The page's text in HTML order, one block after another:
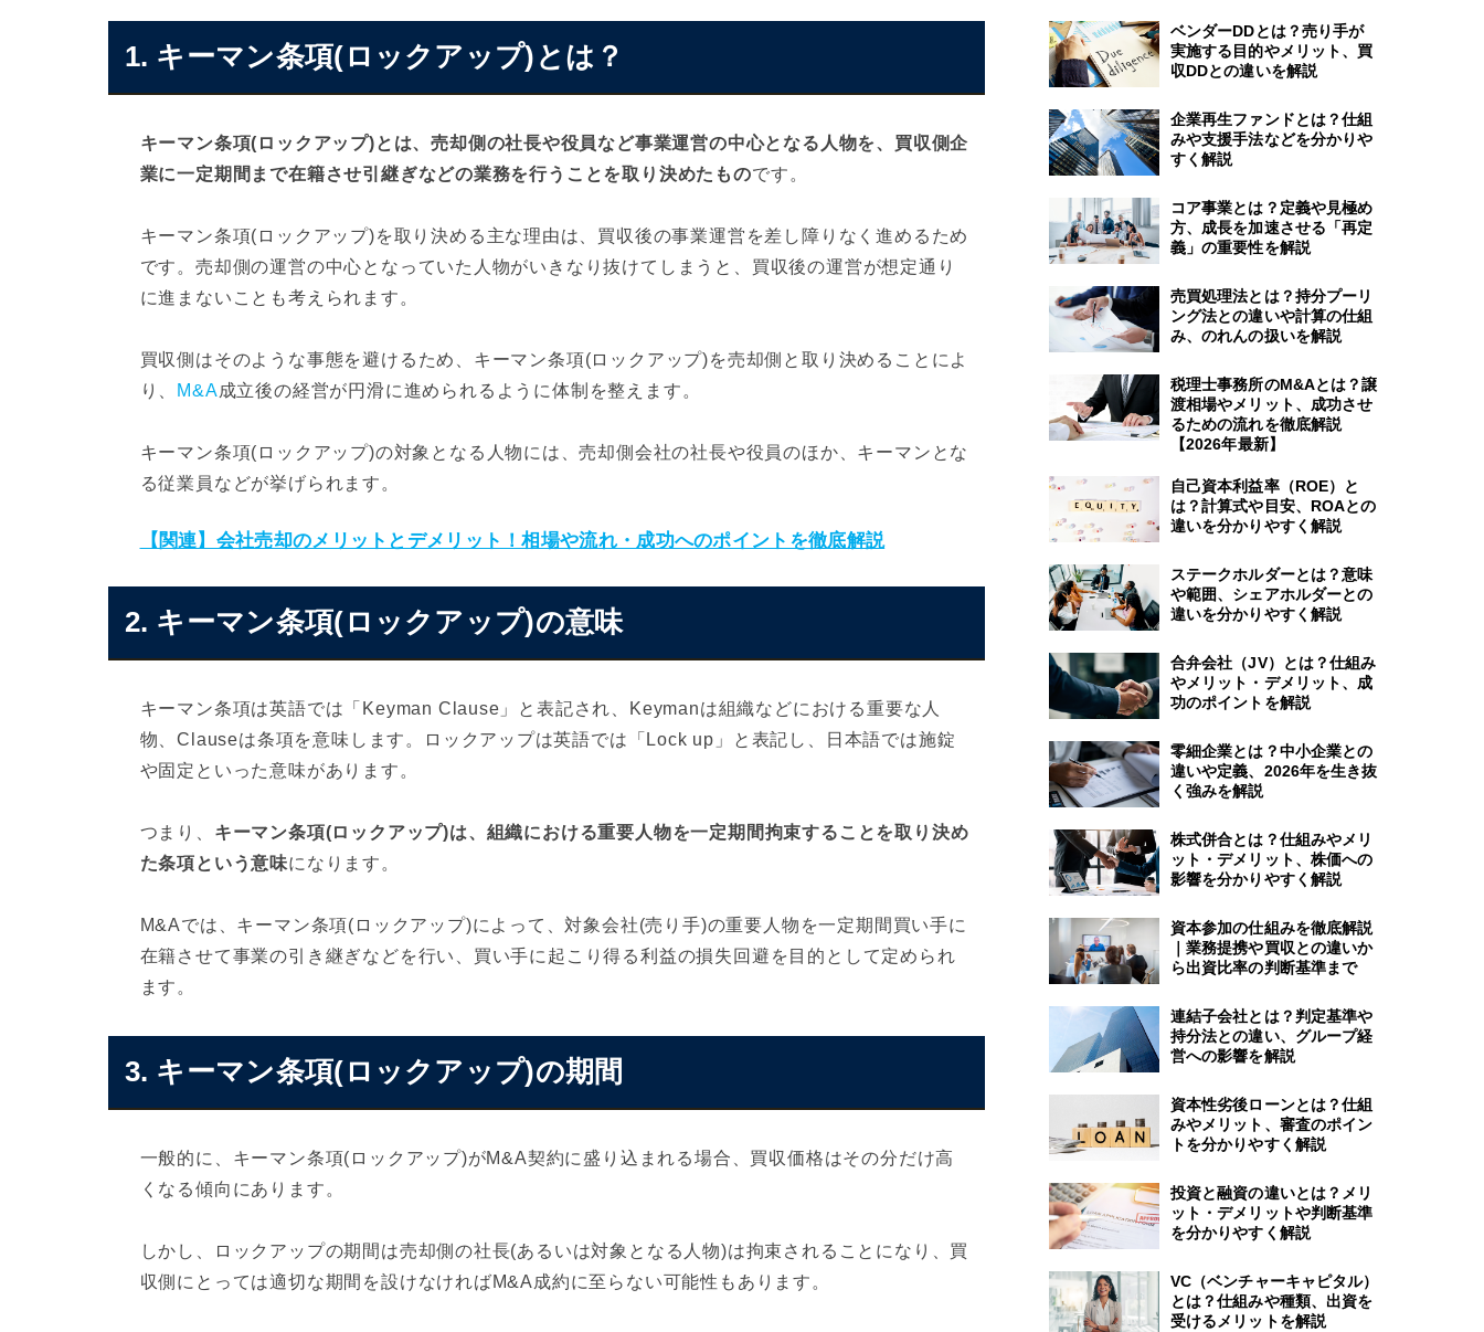
1. キーマン条項(ロックアップ)とは？
キーマン条項(ロックアップ)とは、売却側の社長や役員など事業運営の中心となる人物を、買収側企
業に一定期間まで在籍させ引継ぎなどの業務を行うことを取り決めたものです。
キーマン条項(ロックアップ)を取り決める主な理由は、買収後の事業運営を差し障りなく進めるため
です。売却側の運営の中心となっていた人物がいきなり抜けてしまうと、買収後の運営が想定通り
に進まないことも考えられます。
買収側はそのような事態を避けるため、キーマン条項(ロックアップ)を売却側と取り決めることによ
り、
M&A成立後の経営が円滑に進められるように体制を整えます。
キーマン条項(ロックアップ)の対象となる人物には、売却側会社の社長や役員のほか、キーマンとな
る従業員などが挙げられます。
【関連】会社売却のメリットとデメリット！相場や流れ・成功へのポイントを徹底解説
2. キーマン条項(ロックアップ)の意味
キーマン条項は英語では「Keyman Clause」と表記され、Keymanは組織などにおける重要な人
物、Clauseは条項を意味します。ロックアップは英語では「Lock up」と表記し、日本語では施錠
や固定といった意味があります。
つまり、 キーマン条項(ロックアップ)は、組織における重要人物を一定期間拘束することを取り決め
た条項という意味になります。
M&Aでは、キーマン条項(ロックアップ)によって、対象会社(売り手)の重要人物を一定期間買い手に
在籍させて事業の引き継ぎなどを行い、買い手に起こり得る利益の損失回避を目的として定められ
ます。
3. キーマン条項(ロックアップ)の期間
一般的に、キーマン条項(ロックアップ)がM&A契約に盛り込まれる場合、買収価格はその分だけ高
くなる傾向にあります。
しかし、ロックアップの期間は売却側の社長(あるいは対象となる人物)は拘束されることになり、買
収側にとっては適切な期間を設けなければM&A成約に至らない可能性もあります。
ベンダーDDとは？売り手が
実施する目的やメリット、買
収DDとの違いを解説
企業再生ファンドとは？仕組
みや支援手法などを分かりや
すく解説
コア事業とは？定義や見極め
方、成長を加速させる「再定
義」の重要性を解説
売買処理法とは？持分プーリ
ング法との違いや計算の仕組
み、のれんの扱いを解説
税理士事務所のM&Aとは？譲
渡相場やメリット、成功させ
るための流れを徹底解説
【2026年最新】
自己資本利益率（ROE）と
は？計算式や目安、ROAとの
違いを分かりやすく解説
ステークホルダーとは？意味
や範囲、シェアホルダーとの
違いを分かりやすく解説
合弁会社（JV）とは？仕組み
やメリット・デメリット、成
功のポイントを解説
零細企業とは？中小企業との
違いや定義、2026年を生き抜
く強みを解説
株式併合とは？仕組みやメリ
ット・デメリット、株価への
影響を分かりやすく解説
資本参加の仕組みを徹底解説
｜業務提携や買収との違いか
ら出資比率の判断基準まで
連結子会社とは？判定基準や
持分法との違い、グループ経
営への影響を解説
資本性劣後ローンとは？仕組
みやメリット、審査のポイン
トを分かりやすく解説
投資と融資の違いとは？メリ
ット・デメリットや判断基準
を分かりやすく解説
VC（ベンチャーキャピタル）
とは？仕組みや種類、出資を
受けるメリットを解説